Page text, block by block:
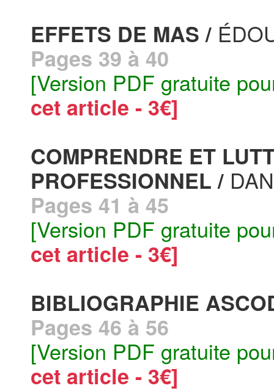
EFFETS DE MAS /
Pages 39 à 40
[Version PDF gratuite
cet article - 3€]
COMPRENDRE ET
PROFESSIONNEL /
Pages 41 à 45
[Version PDF gratuite
cet article - 3€]
BIBLIOGRAPHIE
Pages 46 à 56
[Version PDF gratuite
cet article - 3€]